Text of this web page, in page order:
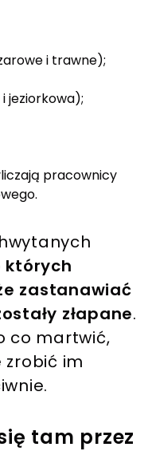
i trawne);
jeziorkowa);
pracownicy
których
zastanawiać
złapane.
co martwić,
zrobić im
tam przez